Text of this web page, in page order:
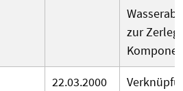
zur
22.03.2000